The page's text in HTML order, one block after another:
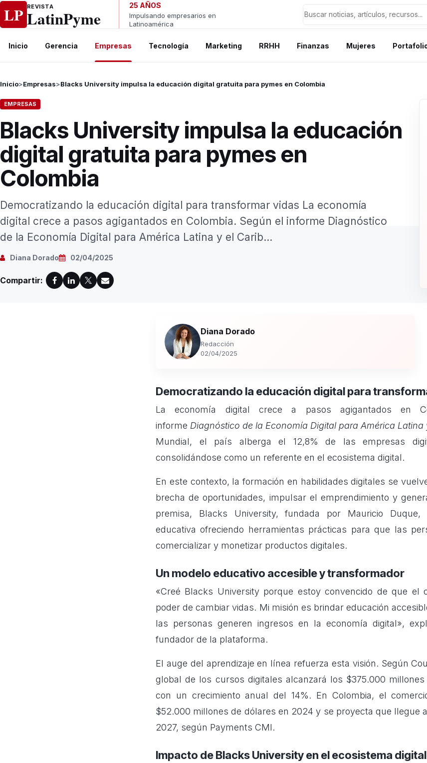
Ir al contenido
LP REVISTA
LatinPyme
25 AÑOS
Impulsando empresarios en
Latinoamérica
Inicio Gerencia Empresas Tecnología Marketing RRHH Finanzas Mujeres
Inicio>Empresas>Blacks University impulsa la educación digital gratuita para pymes en Colombia
EMPRESAS
Blacks University impulsa la educación
digital gratuita para pymes en
Colombia
Democratizando la educación digital para transformar vidas La economía
digital crece a pasos agigantados en Colombia. Según el informe Diagnóstico
de la Economía Digital para América Latina y el Carib...
Diana Dorado 02/04/2025
Compartir:
Diana Dorado
Redacción
02/04/2025
Democratizando la educación digital para
La economía digital crece a pasos agigantados en
informe Diagnóstico de la Economía Digital para América Latina
Mundial, el país alberga el 12,8% de las empresas
consolidándose como un referente en el ecosistema digital.
En este contexto, la formación en habilidades digitales se
brecha de oportunidades, impulsar el emprendimiento y
premisa, Blacks University, fundada por Mauricio Duque,
educativa ofreciendo herramientas prácticas para que las
comercializar y monetizar productos digitales.
Un modelo educativo accesible y transformador
«Creé Blacks University porque estoy convencido de que el
poder de cambiar vidas. Mi misión es brindar educación
las personas generen ingresos en la economía digital»,
fundador de la plataforma.
El auge del aprendizaje en línea refuerza esta visión. Según
global de los cursos digitales alcanzará los $375.000
con un crecimiento anual del 14%. En Colombia, el
$52.000 millones de dólares en 2024 y se proyecta que llegue
2027, según Payments CMI.
Impacto de Blacks University en el ecosistema digital